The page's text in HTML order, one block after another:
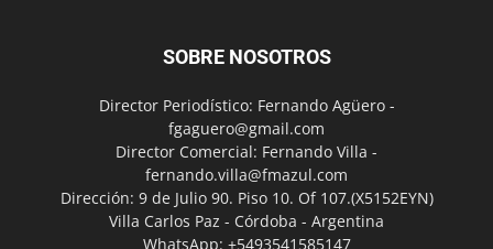
SOBRE NOSOTROS
Director Periodístico: Fernando Agüero -
fgaguero@gmail.com
Director Comercial: Fernando Villa -
fernando.villa@fmazul.com
Dirección: 9 de Julio 90. Piso 10. Of 107.(X5152EYN)
Villa Carlos Paz - Córdoba - Argentina
WhatsApp: +5493541585147